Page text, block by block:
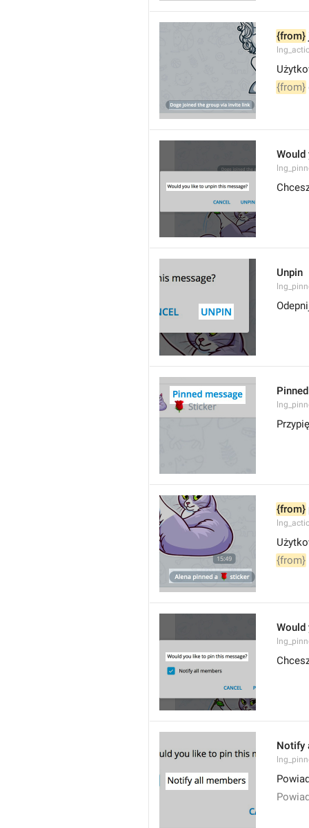
{from}
{from}
Would
Unpin
{from}
{from}
Would
Notify